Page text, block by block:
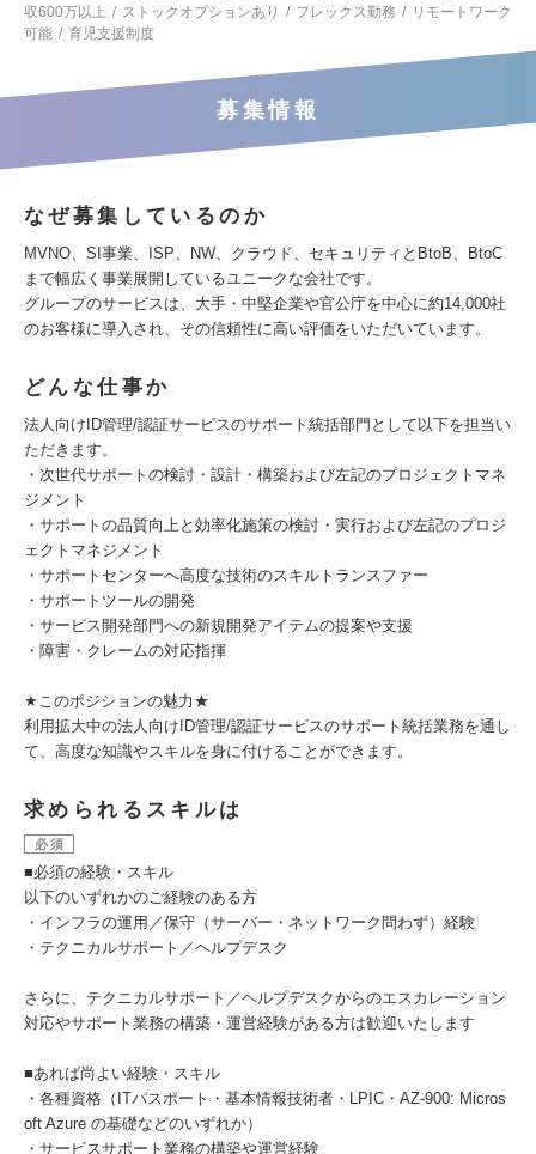
収600万以上
ストックオプションあり フレックス勤務
リモートワーク
可能
育児支援制度
募集情報
なぜ募集しているのか
MVNO、SI事業、ISP、NW、クラウド、セキュリティとBtoB、BtoC
まで幅広く事業展開しているユニークな会社です。
グループのサービスは、大手・中堅企業や官公庁を中心に約14,000社
のお客様に導入され、その信頼性に高い評価をいただいています。
どんな仕事か
法人向けID管理/認証サービスのサポート統括部門として以下を担当い
ただきます。
・次世代サポートの検討・設計・構築および左記のプロジェクトマネ
ジメント
・サポートの品質向上と効率化施策の検討・実行および左記のプロジ
ェクトマネジメント
・サポートセンターへ高度な技術のスキルトランスファー
・サポートツールの開発
・サービス開発部門への新規開発アイテムの提案や支援
・障害・クレームの対応指揮
★このポジションの魅力★
利用拡大中の法人向けID管理/認証サービスのサポート統括業務を通し
て、高度な知識やスキルを身に付けることができます。
求められるスキルは
必須
■必須の経験・スキル
以下のいずれかのご経験のある方
・インフラの運用／保守（サーバー・ネットワーク問わず）経験
・テクニカルサポート／ヘルプデスク
さらに、テクニカルサポート／ヘルプデスクからのエスカレーション
対応やサポート業務の構築・運営経験がある方は歓迎いたします
■あれば尚よい経験・スキル
・各種資格（ITパスポート・基本情報技術者・LPIC・AZ-900: Micros
oft Azure の基礎などのいずれか）
・サービスサポート業務の構築や運営経験